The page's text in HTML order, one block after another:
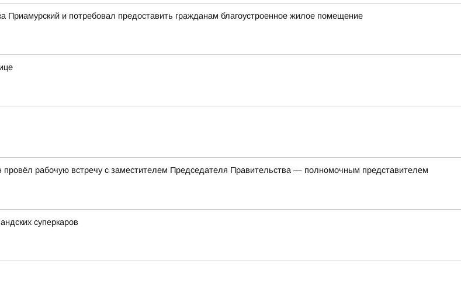
Приамурский и потребовал предоставить гражданам благоустроенное жилое помещение
рабочую встречу с заместителем Председателя Правительства — полномочным представителем
суперкаров